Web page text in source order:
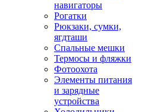
навигаторы
Рогатки
Рюкзаки, сумки,
ягдташи
Спальные мешки
Термосы и фляжки
Фотоохота
Элементы питания
и зарядные
устройства